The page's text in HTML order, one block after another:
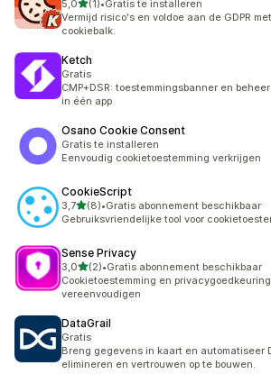
5,0van 5 sterren
(1)
1 recensies in totaal
•Gratis te installeren
Vermijd risico's en voldoe aan de GDPR
cookiebalk.
Ketch
Gratis
CMP+DSR: toestemmingsbanner en
in één app
Osano Cookie Consent
Gratis te installeren
Eenvoudig cookietoestemming verkrijgen
CookieScript
3,7van 5 sterren
(8)
8 recensies in totaal
•Gratis abonnement beschikbaar
Gebruiksvriendelijke tool voor
Sense Privacy
3,0van 5 sterren
(2)
2 recensies in totaal
•Gratis abonnement beschikbaar
Cookietoestemming en
vereenvoudigen
DataGrail
Gratis
Breng gegevens in kaart en automatiseer
elimineren en vertrouwen op te bouwen.